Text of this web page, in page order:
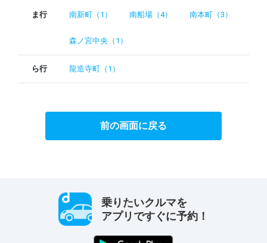
ま行 南新町（1） 南船場（4） 南本町（3）
森ノ宮中央（1）
ら行 龍造寺町（1）
前の画面に戻る
乗りたいクルマを
アプリですぐに予約！